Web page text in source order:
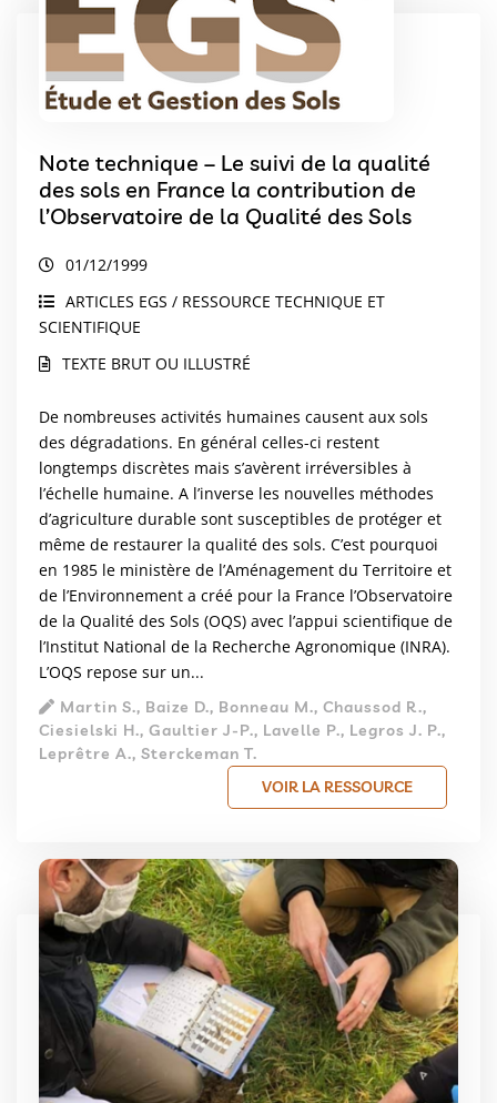
Note technique – Le suivi de la qualité
des sols en France la contribution de
l’Observatoire de la Qualité des Sols
01/12/1999
ARTICLES EGS / RESSOURCE TECHNIQUE ET
SCIENTIFIQUE
TEXTE BRUT OU ILLUSTRÉ
De nombreuses activités humaines causent aux sols
des dégradations. En général celles-ci restent
longtemps discrètes mais s’avèrent irréversibles à
l’échelle humaine. A l’inverse les nouvelles méthodes
d’agriculture durable sont susceptibles de protéger et
même de restaurer la qualité des sols. C’est pourquoi
en 1985 le ministère de l’Aménagement du Territoire et
de l’Environnement a créé pour la France l’Observatoire
de la Qualité des Sols (OQS) avec l’appui scientifique de
l’Institut National de la Recherche Agronomique (INRA).
L’OQS repose sur un...
Martin S., Baize D., Bonneau M., Chaussod R.,
Ciesielski H., Gaultier J-P., Lavelle P., Legros J. P.,
Leprêtre A., Sterckeman T.
VOIR LA RESSOURCE